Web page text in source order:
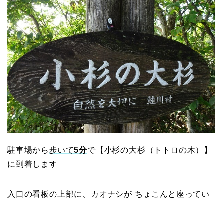
駐車場から歩いて5分で【小杉の大杉（トトロの木）】
に到着します
入口の看板の上部に、カオナシが ちょこんと座ってい